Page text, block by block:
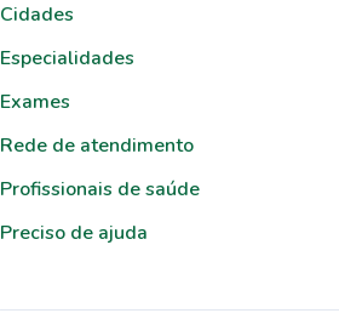
Cidades
Especialidades
Exames
Rede de atendimento
Profissionais de saúde
Preciso de ajuda